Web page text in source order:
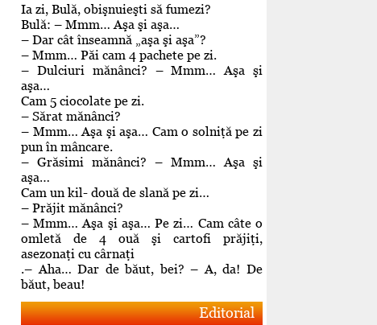
Ia zi, Bulă, obişnuieşti să fumezi?
Bulă: – Mmm… Aşa şi aşa…
– Dar cât înseamnă „aşa şi aşa”?
– Mmm… Păi cam 4 pachete pe zi.
– Dulciuri mănânci? – Mmm… Aşa şi
aşa…
Cam 5 ciocolate pe zi.
– Sărat mănânci?
– Mmm… Aşa şi aşa… Cam o solniţă pe zi
pun în mâncare.
– Grăsimi mănânci? – Mmm… Aşa şi
aşa…
Cam un kil- două de slană pe zi…
– Prăjit mănânci?
– Mmm… Aşa şi aşa… Pe zi… Cam câte o
omletă de 4 ouă şi cartofi prăjiţi,
asezonaţi cu cârnaţi
.– Aha… Dar de băut, bei? – A, da! De
băut, beau!
Editorial